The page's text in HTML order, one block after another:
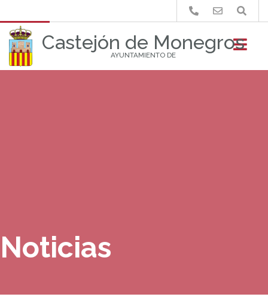
Castejón de Monegros
AYUNTAMIENTO DE
Buscar
Noticias